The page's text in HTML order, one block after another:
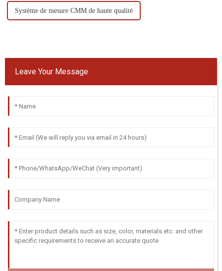
Système de mesure CMM de haute qualité
Leave Your Message